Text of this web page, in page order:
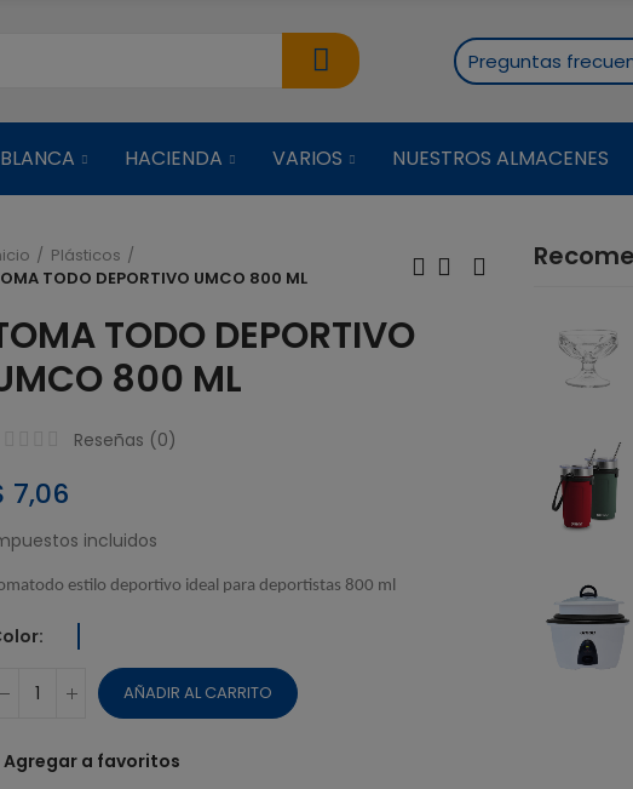
Preguntas
HACIENDA VARIOS NUESTROS ALMACENES
Plásticos
TODO DEPORTIVO UMCO 800 ML
TODO DEPORTIVO
800 ML
Reseñas (0)
7,06
incluidos
estilo deportivo ideal para deportistas 800 ml
AÑADIR AL CARRITO
Agregar a favoritos
VAPORERA NEGRO 1.8 L
MAQUINA UMCO MINI